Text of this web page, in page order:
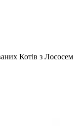
Котів з Лососем